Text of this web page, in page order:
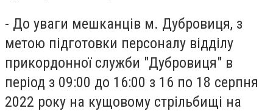
- До уваги мешканців м. Дубровиця, з
метою підготовки персоналу відділу
прикордонної служби "Дубровиця" в
період з 09:00 до 16:00 з 16 по 18 серпня
2022 року на кущовому стрільбищі на